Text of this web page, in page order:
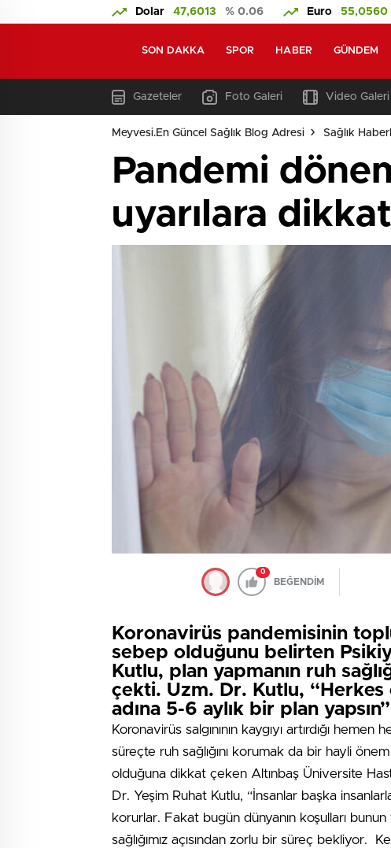
Dolar 47,6013 % 0.06 Euro 55,0560
SON DAKKA SPOR HABER GÜNDEM
Gazeteler Foto Galeri Video Galeri
Meyvesi.En Güncel Sağlık Blog Adresi Sağlık
Pandemi
uyarılara
0
BEĞENDİM
Koronavirüs pandemisinin
sebep olduğunu belirten
Kutlu, plan yapmanın ruh
çekti. Uzm. Dr. Kutlu,
adına 5-6 aylık bir plan
Koronavirüs salgınının kaygıyı artırdığı
süreçte ruh sağlığını korumak da bir hayli
olduğuna dikkat çeken Altınbaş Üniversite
Dr. Yeşim Ruhat Kutlu, “İnsanlar başka
korurlar. Fakat bugün dünyanın koşulları
sağlığımız açısından zorlu bir süreç bekliyor.